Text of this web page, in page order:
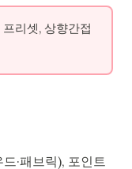
리셋, 상향간접
·패브릭), 포인트